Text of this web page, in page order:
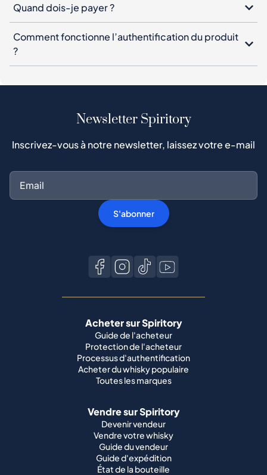
Quand dois-je payer ?
Comment fonctionne l’authentification du produit
?
Newsletter Spiritory
Inscrivez-vous à notre newsletter, laissez votre e-mail
S'abonner
Acheter sur Spiritory
Guide de l'acheteur
Protection de l'acheteur
Processus d'authentification
Acheter du whisky populaire
Toutes les marques
Vendre sur Spiritory
Devenir vendeur
Vendre votre whisky
Guide du vendeur
Guide d'expédition
État de la bouteille